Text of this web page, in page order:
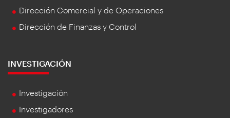
Dirección Comercial y de Operaciones
Dirección de Finanzas y Control
INVESTIGACIÓN
Investigación
Investigadores